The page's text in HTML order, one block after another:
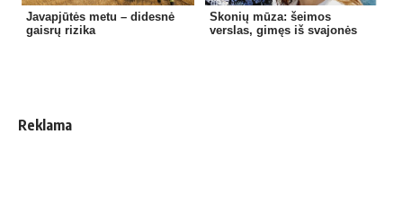
Javapjūtės metu – didesnė
gaisrų rizika
Skonių mūza: šeimos
verslas, gimęs iš svajonės
Reklama